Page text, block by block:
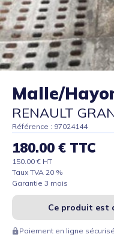
Malle/
RENAULT
Référence : 97024144
180.00 € TTC
150.00 € HT
Taux TVA 20 %
Garantie 3 mois
Ce produit est
Paiement en ligne sécurisé